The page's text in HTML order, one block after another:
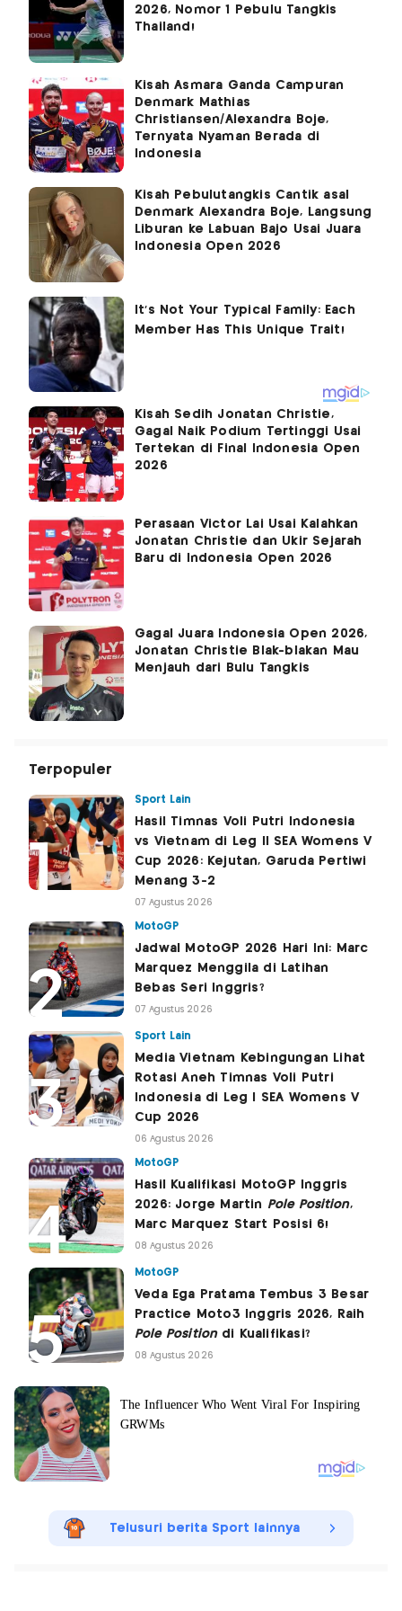
2026, Nomor 1 Pebulu Tangkis
Thailand!
Kisah Asmara Ganda Campuran
Denmark Mathias
Christiansen/Alexandra Boje,
Ternyata Nyaman Berada di
Indonesia
Kisah Pebulutangkis Cantik asal
Denmark Alexandra Boje, Langsung
Liburan ke Labuan Bajo Usai Juara
Indonesia Open 2026
Kisah Sedih Jonatan Christie,
Gagal Naik Podium Tertinggi Usai
Tertekan di Final Indonesia Open
2026
Perasaan Victor Lai Usai Kalahkan
Jonatan Christie dan Ukir Sejarah
Baru di Indonesia Open 2026
Gagal Juara Indonesia Open 2026,
Jonatan Christie Blak-blakan Mau
Menjauh dari Bulu Tangkis
Terpopuler
Sport Lain
Hasil Timnas Voli Putri Indonesia
vs Vietnam di Leg II SEA Womens V
Cup 2026: Kejutan, Garuda Pertiwi
Menang 3-2
07 Agustus 2026
MotoGP
Jadwal MotoGP 2026 Hari Ini: Marc
Marquez Menggila di Latihan
Bebas Seri Inggris?
07 Agustus 2026
Sport Lain
Media Vietnam Kebingungan Lihat
Rotasi Aneh Timnas Voli Putri
Indonesia di Leg I SEA Womens V
Cup 2026
06 Agustus 2026
MotoGP
Hasil Kualifikasi MotoGP Inggris
2026: Jorge Martin Pole Position,
Marc Marquez Start Posisi 6!
08 Agustus 2026
MotoGP
Veda Ega Pratama Tembus 3 Besar
Practice Moto3 Inggris 2026, Raih
Pole Positiondi Kualifikasi?
08 Agustus 2026
Telusuri berita Sport lainnya